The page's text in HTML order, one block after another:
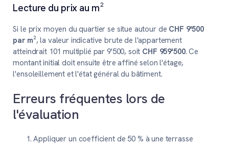
Lecture du prix au m²
Si le prix moyen du quartier se situe autour de CHF 9'500
par m², la valeur indicative brute de l'appartement
atteindrait 101 multiplié par 9'500, soit CHF 959'500. Ce
montant initial doit ensuite être affiné selon l'étage,
l'ensoleillement et l'état général du bâtiment.
Erreurs fréquentes lors de
l'évaluation
Appliquer un coefficient de 50 % à une terrasse